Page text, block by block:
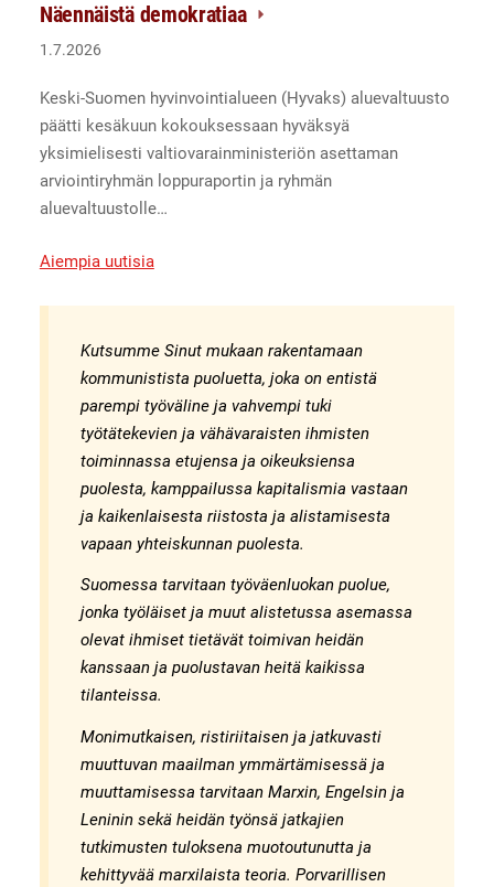
Näennäistä demokratiaa
1.7.2026
Keski-Suomen hyvinvointialueen (Hyvaks) aluevaltuusto
päätti kesäkuun kokouksessaan hyväksyä
yksimielisesti valtiovarainministeriön asettaman
arviointiryhmän loppuraportin ja ryhmän
aluevaltuustolle…
Aiempia uutisia
Kutsumme Sinut mukaan rakentamaan
kommunistista puoluetta, joka on entistä
parempi työväline ja vahvempi tuki
työtätekevien ja vähävaraisten ihmisten
toiminnassa etujensa ja oikeuksiensa
puolesta, kamppailussa kapitalismia vastaan
ja kaikenlaisesta riistosta ja alistamisesta
vapaan yhteiskunnan puolesta.
Suomessa tarvitaan työväenluokan puolue,
jonka työläiset ja muut alistetussa asemassa
olevat ihmiset tietävät toimivan heidän
kanssaan ja puolustavan heitä kaikissa
tilanteissa.
Monimutkaisen, ristiriitaisen ja jatkuvasti
muuttuvan maailman ymmärtämisessä ja
muuttamisessa tarvitaan Marxin, Engelsin ja
Leninin sekä heidän työnsä jatkajien
tutkimusten tuloksena muotoutunutta ja
kehittyvää marxilaista teoria. Porvarillisen